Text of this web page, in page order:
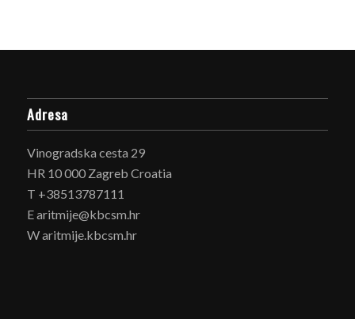
Adresa
Vinogradska cesta 29
HR 10 000 Zagreb Croatia
T +38513787111
E aritmije@kbcsm.hr
W aritmije.kbcsm.hr